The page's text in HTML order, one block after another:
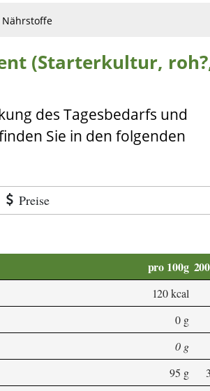
Nährstoffe
(Starterkultur,
des Tagesbedarfs und
Sie in den folgenden
Preise
pro 100g
120 kcal
0 g
0 g
95 g